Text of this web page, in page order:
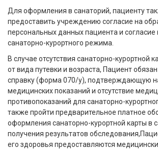
Для оформления в санаторий, пациенту
предоставить учреждению согласие на
персональных данных пациента и
санаторно-курортного режима.
В случае отсутствия санаторно-курортной
от вида путевки и возраста, Пациент
справку (форма 070/у), подтверждающую
медицинских показаний и отсутствие
противопоказаний для санаторно-
также пройти предварительное платное
оформления санаторно-курортной карты в
получения результатов
его здоровья предоставляются